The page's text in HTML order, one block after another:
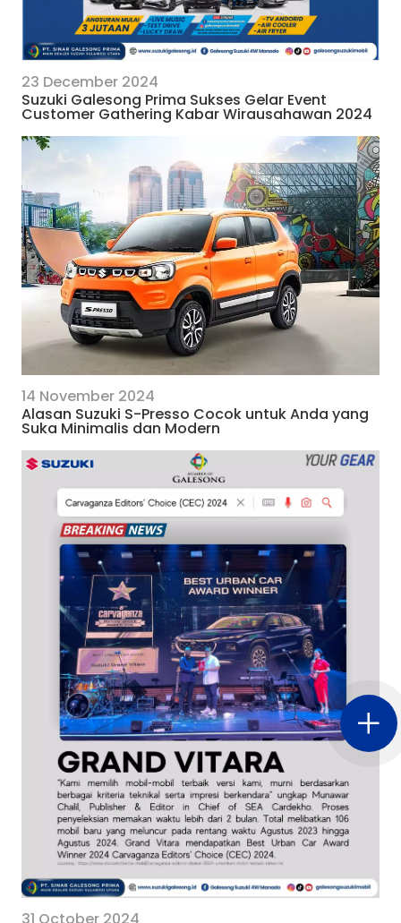
23 December 2024
Suzuki Galesong Prima Sukses Gelar Event
Customer Gathering Kabar Wirausahawan 2024
14 November 2024
Alasan Suzuki S-Presso Cocok untuk Anda yang
Suka Minimalis dan Modern
31 October 2024